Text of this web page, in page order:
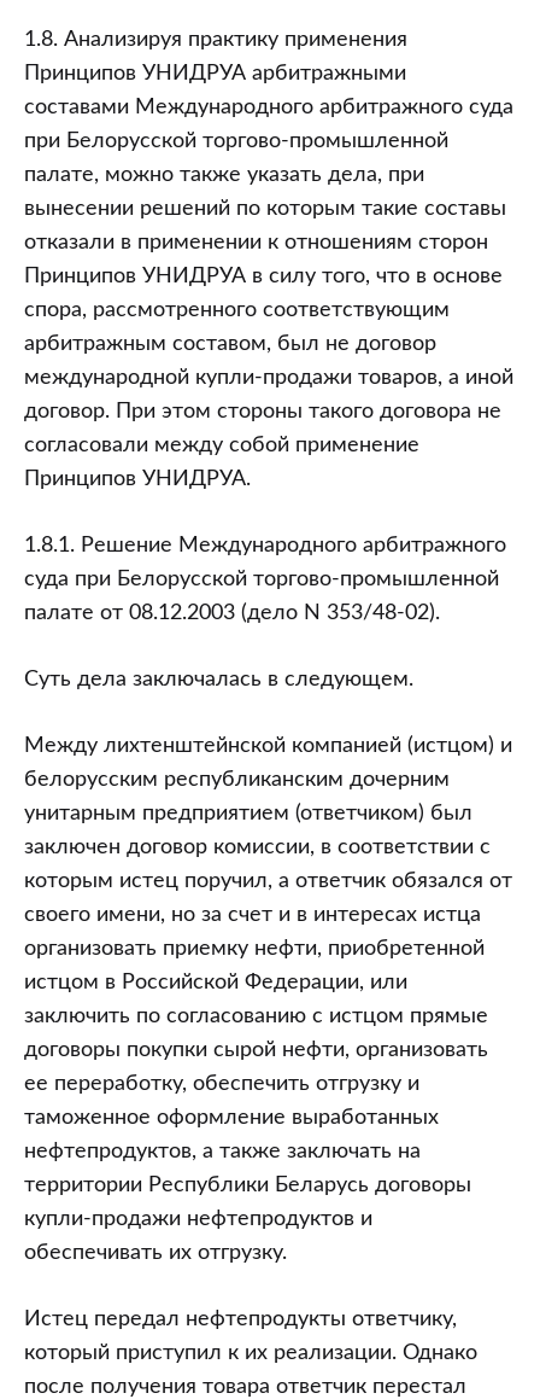
1.8. Анализируя практику применения
Принципов УНИДРУА арбитражными
составами Международного арбитражного суда
при Белорусской торгово-промышленной
палате, можно также указать дела, при
вынесении решений по которым такие составы
отказали в применении к отношениям сторон
Принципов УНИДРУА в силу того, что в основе
спора, рассмотренного соответствующим
арбитражным составом, был не договор
международной купли-продажи товаров, а иной
договор. При этом стороны такого договора не
согласовали между собой применение
Принципов УНИДРУА.
1.8.1. Решение Международного арбитражного
суда при Белорусской торгово-промышленной
палате от 08.12.2003 (дело N 353/48-02).
Суть дела заключалась в следующем.
Между лихтенштейнской компанией (истцом) и
белорусским республиканским дочерним
унитарным предприятием (ответчиком) был
заключен договор комиссии, в соответствии с
которым истец поручил, а ответчик обязался от
своего имени, но за счет и в интересах истца
организовать приемку нефти, приобретенной
истцом в Российской Федерации, или
заключить по согласованию с истцом прямые
договоры покупки сырой нефти, организовать
ее переработку, обеспечить отгрузку и
таможенное оформление выработанных
нефтепродуктов, а также заключать на
территории Республики Беларусь договоры
купли-продажи нефтепродуктов и
обеспечивать их отгрузку.
Истец передал нефтепродукты ответчику,
который приступил к их реализации. Однако
после получения товара ответчик перестал